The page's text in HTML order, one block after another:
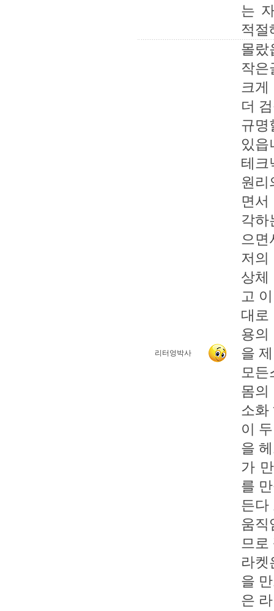
는
적절
리터엉박사
몰랐
작은
크
더
규명
있읍
테크
원리
면
각하
으면
저의
상체
고
대로
용의
을
모
몸의
소화
이
을
가
를
든다
움직
므로
라켓
을
은